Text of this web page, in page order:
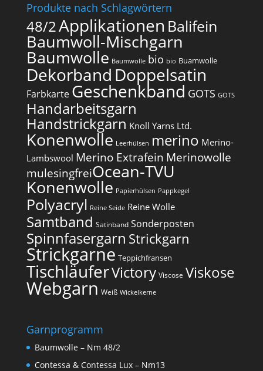
Produkte nach Schlagwörtern
48/2Applikationen Balifein
Baumwoll-Mischgarn
Baumwolle Baumwolle bio bio Buamwolle
Dekorband Doppelsatin
Farbkarte Geschenkband GOTS GOTS
Handarbeitsgarn
Handstrickgarn Knoll Yarns Ltd.
Konenwolle Leerhülsen merino Merino-
Lambswool Merino Extrafein Merinowolle
mulesingfrei​Ocean-TVU
Konenwolle Papierhülsen Pappkegel
Polyacryl Reine Seide Reine Wolle
Samtband Satinband Sonderposten
Spinnfasergarn Strickgarn
Strickgarne Teppichfransen
TischläuferVictory Viscose Viskose
Webgarn Weiß Wickelkerne
Garnprogramm
Baumwolle – Nm 48/2
Contessa & Contessa Lux – Nm13